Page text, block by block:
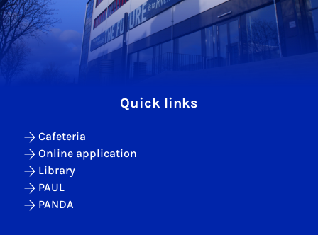
Quick links
Cafeteria
Online application
Library
PAUL
PANDA